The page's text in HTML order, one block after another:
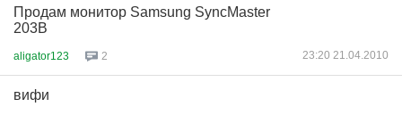
Продам монитор Samsung SyncMaster
203B
aligator123 2 23:20 21.04.2010
вифи